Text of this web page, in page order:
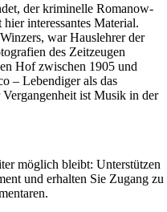
der kriminelle Romanow-
interessantes Material.
war Hauslehrer der
des Zeitzeugen
Hof zwischen 1905 und
– Lebendiger als das
ist Musik in der
möglich bleibt: Unterstützen
und erhalten Sie Zugang zu